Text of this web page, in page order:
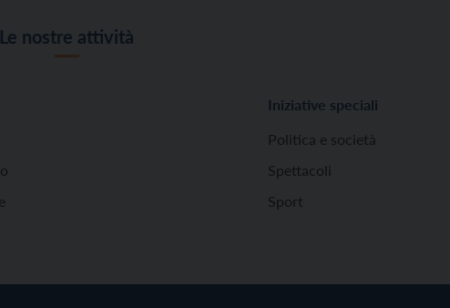
Le nostre attività
Iniziative speciali
Politica e società
Spettacoli
Sport